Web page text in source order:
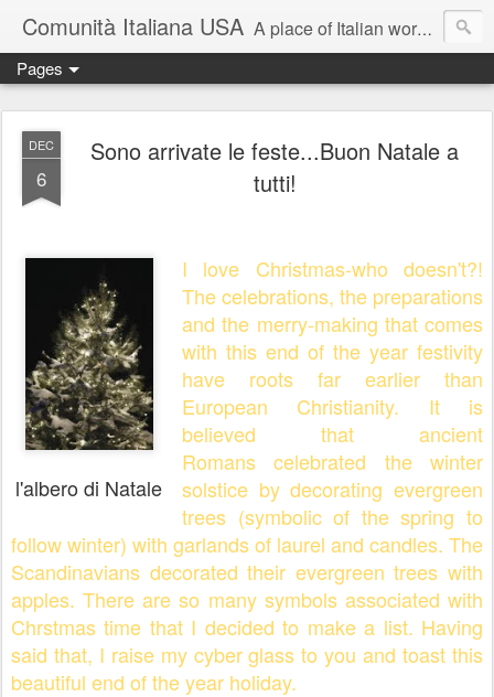
Comunità Italiana USA A place of Italian words, Italian community and things Italian.
Pages
DEC
6
Sono arrivate le feste...Buon Natale a
tutti!
l'albero di Natale
I love Christmas-who doesn't?!
The celebrations, the preparations
and the merry-making that comes
with this end of the year festivity
have roots far earlier than
European Christianity. It is
believed that ancient
Romans celebrated the winter
solstice by decorating evergreen
trees (symbolic of the spring to
follow winter) with garlands of laurel and candles. The
Scandinavians decorated their evergreen trees with
apples. There are so many symbols associated with
Chrstmas time that I decided to make a list. Having
said that, I raise my cyber glass to you and toast this
beautiful end of the year holiday.